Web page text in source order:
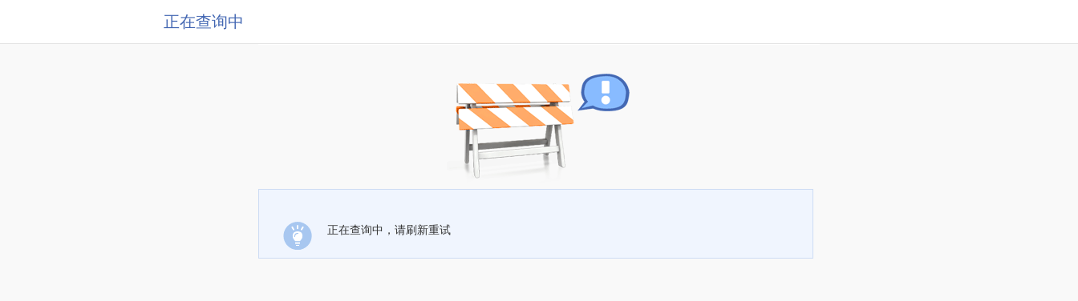
正在查询中
正在查询中，请刷新重试